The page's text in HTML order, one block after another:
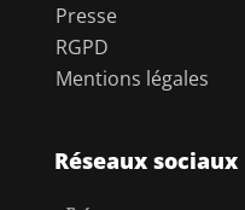
Presse
RGPD
Mentions légales
Réseaux sociaux